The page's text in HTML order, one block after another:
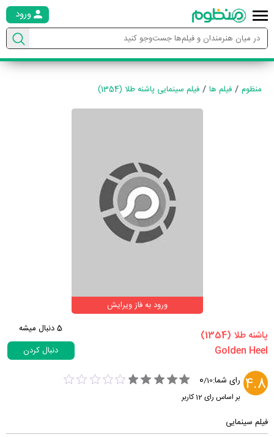
ورود
منظوم فیلم ها فیلم سینمایی پاشنه طلا (1354)
ورود به فاز ویرایش
‏پاشنه طلا‏ (1354)
5دنبال میشه
دنبال کردن
4.8 رای شما: 0/10
بر اساس رای 12کاربر
فیلم سینمایی